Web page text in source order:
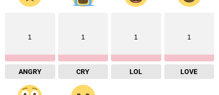
1
ANGRY
1
CRY
1
LOL
1
LOVE